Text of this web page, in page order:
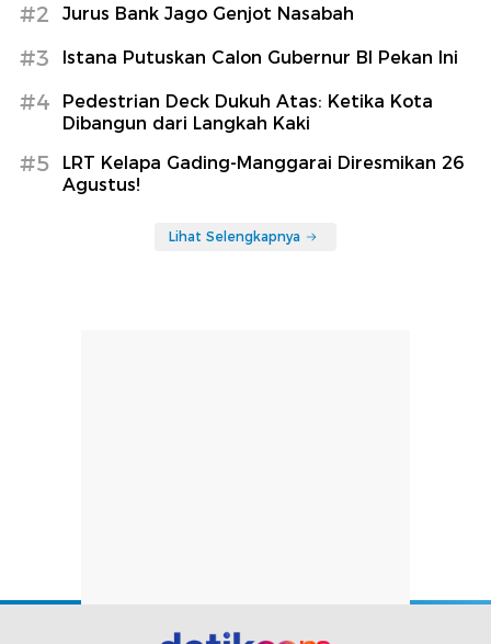
#2 Jurus Bank Jago Genjot Nasabah
#3 Istana Putuskan Calon Gubernur BI Pekan Ini
#4
Pedestrian Deck Dukuh Atas: Ketika Kota
Dibangun dari Langkah Kaki
#5
LRT Kelapa Gading-Manggarai Diresmikan 26
Agustus!
Lihat Selengkapnya